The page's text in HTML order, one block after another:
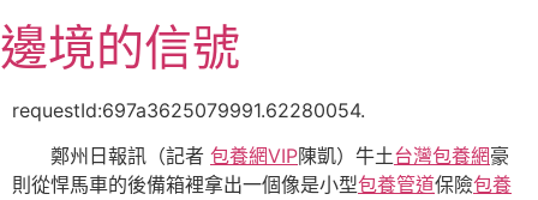
至
主
邊境的信號
requestId:697a3625079991.62280054.
鄭州日報訊（記者 包養網VIP陳凱）牛土台灣包養網豪
則從悍馬車的後備箱裡拿出一個像是小型包養管道保險包養